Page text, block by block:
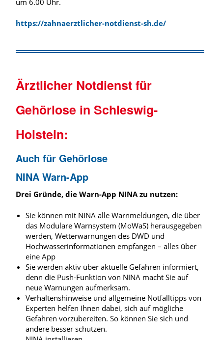
um 6.00 Uhr.
https://zahnaerztlicher-notdienst-sh.de/
Ärztlicher Notdienst für
Gehörlose in Schleswig-
Holstein:
Auch für Gehörlose
NINA Warn-App
Drei Gründe, die Warn-App NINA zu nutzen:
Sie können mit NINA alle Warnmeldungen, die über
das Modulare Warnsystem (MoWaS) herausgegeben
werden, Wetterwarnungen des DWD und
Hochwasserinformationen empfangen – alles über
eine App
Sie werden aktiv über aktuelle Gefahren informiert,
denn die Push-Funktion von NINA macht Sie auf
neue Warnungen aufmerksam.
Verhaltenshinweise und allgemeine Notfalltipps von
Experten helfen Ihnen dabei, sich auf mögliche
Gefahren vorzubereiten. So können Sie sich und
andere besser schützen.